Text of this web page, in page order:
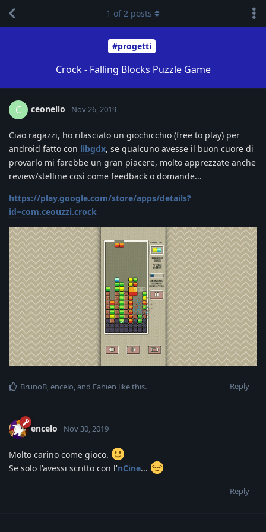
#progetti
Crock - Falling Blocks Puzzle Game
1 of2 posts
C ceonello Nov 26, 2019
Ciao ragazzi, ho rilasciato un giochicchio (free to play) per
android fatto con libgdx, se qualcuno avesse il buon cuore di
provarlo mi farebbe un gran piacere, molto apprezzate anche
review/stelline così come feedback o domande...
https://play.google.com/store/apps/details?
id=com.ceouzzi.crock
Reply
BrunoB,encelo, and Fahien like this.
encelo Nov 30, 2019
Molto carino come gioco.
Se solo l'avessi scritto con l'nCine...
Reply